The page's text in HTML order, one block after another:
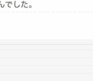
でした。